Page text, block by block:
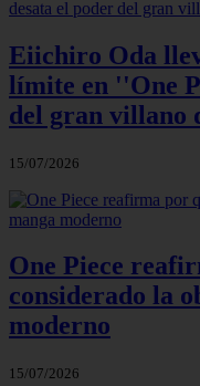
Eiichiro Oda
límite en ''One
del gran villano
15/07/2026
One Piece
considerado la
moderno
15/07/2026